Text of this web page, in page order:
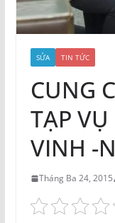
SỬA TIN TỨC
CUNG
TẠP
VINH -
Tháng Ba 24, 2015